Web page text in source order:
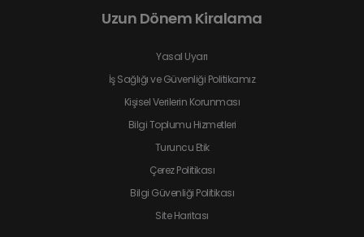
Uzun Dönem Kiralama
Yasal Uyarı
İş Sağlığı ve Güvenliği Politikamız
Kişisel Verilerin Korunması
Bilgi Toplumu Hizmetleri
Turuncu Etik
Çerez Politikası
Bilgi Güvenliği Politikası
Site Haritası